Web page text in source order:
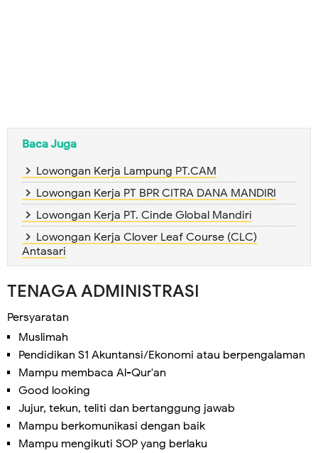
Baca Juga
Lowongan Kerja Lampung PT.CAM
Lowongan Kerja PT BPR CITRA DANA MANDIRI
Lowongan Kerja PT. Cinde Global Mandiri
Lowongan Kerja Clover Leaf Course (CLC)
Antasari
TENAGA ADMINISTRASI
Persyaratan
Muslimah
Pendidikan S1 Akuntansi/Ekonomi atau berpengalaman
Mampu membaca Al-Qur'an
Good looking
Jujur, tekun, teliti dan bertanggung jawab
Mampu berkomunikasi dengan baik
Mampu mengikuti SOP yang berlaku